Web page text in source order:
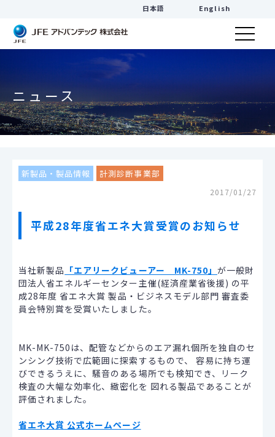
日本語 English
ニュース
新製品・製品情報 計測診断事業部
2017/01/27
平成28年度省エネ大賞受賞のお知らせ
当社新製品 「エアリークビューアー MK-750」 が一般財
団法人省エネルギーセンター主催(経済産業省後援) の平
成28年度 省エネ大賞 製品・ビジネスモデル部門 審査委
員会特別賞を受賞いたしました。
MK-MK-750は、配管などからのエア漏れ個所を独自のセ
ンシング技術で広範囲に探索するもので、 容易に持ち運
びできるうえに、騒音のある場所でも検知でき、リーク
検査の大幅な効率化、緻密化を 図れる製品であることが
評価されました。
省エネ大賞 公式ホームページ